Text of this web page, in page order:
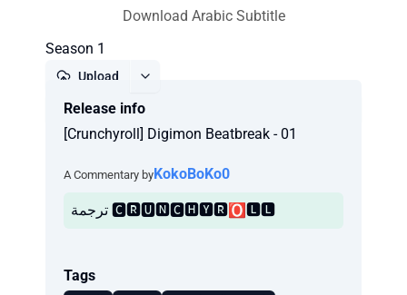
Download Arabic Subtitle
Season 1
Upload
Release info
[Crunchyroll] Digimon Beatbreak - 01
A Commentary byKokoBoKo0
ترجمة 🅲🆁🆄🅽🅲🅷🆈🆁🅾🅻🅻
Tags